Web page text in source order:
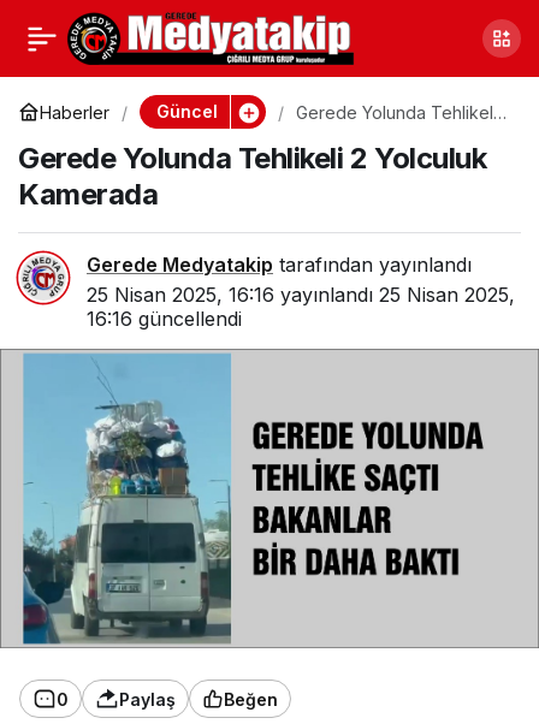
Haberler Güncel
Gerede Yolunda Tehlikeli
Gerede Yolunda Tehlikeli 2 Yolculuk
Kamerada
Gerede Medyatakip tarafından yayınlandı
25 Nisan 2025, 16:16 yayınlandı 25 Nisan 2025,
16:16 güncellendi
0 Paylaş Beğen
Gerede’de Maneviyat
Öncesi Eğitim
Paylaş